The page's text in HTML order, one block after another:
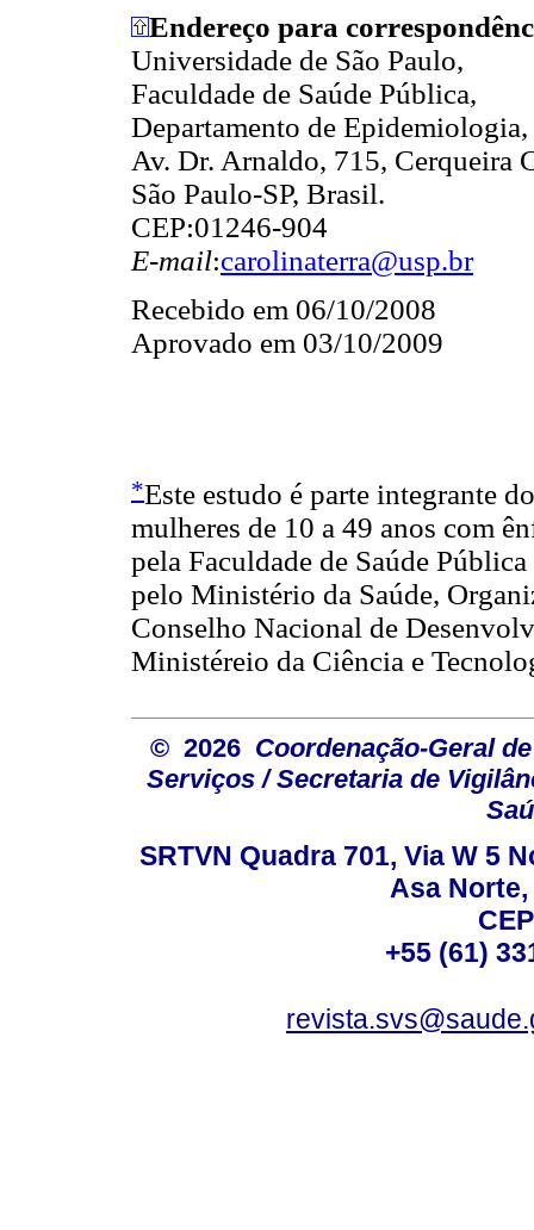
Endereço para
Universidade de São Paulo,
Faculdade de Saúde Pública,
Departamento de Epidemiologia,
Av. Dr. Arnaldo, 715, Cerqueira
São Paulo-SP, Brasil.
CEP:01246-904
E-mail:carolinaterra@usp.br
Recebido em 06/10/2008
Aprovado em 03/10/2009
*Este estudo é parte integrante
mulheres de 10 a 49 anos com
pela Faculdade de Saúde
pelo Ministério da Saúde,
Conselho Nacional de
Ministéreio da Ciência e
© 2026 Coordenação-Geral
Serviços / Secretaria de
SRTVN Quadra 701, Via W 5
Asa
+55 (61)